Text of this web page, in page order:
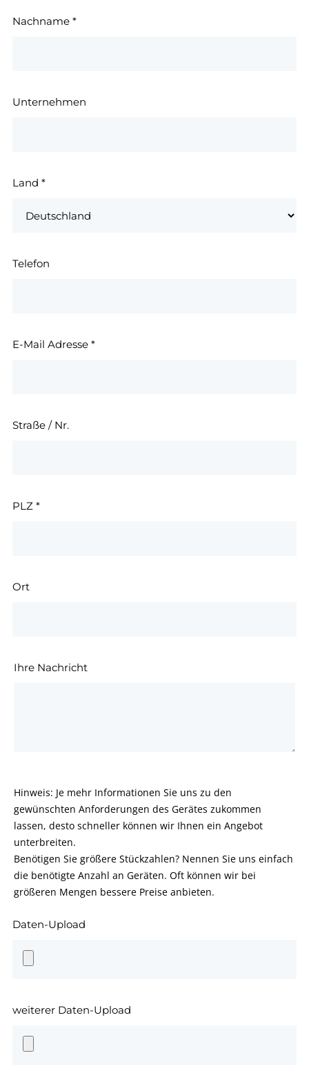
Nachname *
Unternehmen
Land *
Telefon
E-Mail Adresse *
Straße / Nr.
PLZ *
Ort
Ihre Nachricht
Hinweis: Je mehr Informationen Sie uns zu den
gewünschten Anforderungen des Gerätes zukommen
lassen, desto schneller können wir Ihnen ein Angebot
unterbreiten.
Benötigen Sie größere Stückzahlen? Nennen Sie uns einfach
die benötigte Anzahl an Geräten. Oft können wir bei
größeren Mengen bessere Preise anbieten.
Daten-Upload
weiterer Daten-Upload